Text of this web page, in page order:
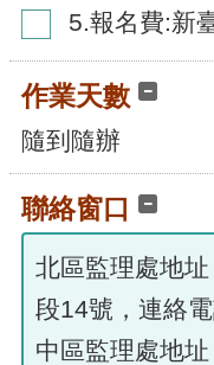
5.報名費:新
作業天數
隨到隨辦
聯絡窗口
北區監理處地
段14號，連絡
中區監理處地